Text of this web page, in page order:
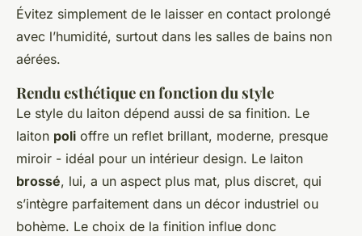
Évitez simplement de le laisser en contact prolongé
avec l’humidité, surtout dans les salles de bains non
aérées.
Rendu esthétique en fonction du style
Le style du laiton dépend aussi de sa finition. Le
laiton poli offre un reflet brillant, moderne, presque
miroir - idéal pour un intérieur design. Le laiton
brossé, lui, a un aspect plus mat, plus discret, qui
s’intègre parfaitement dans un décor industriel ou
bohème. Le choix de la finition influe donc